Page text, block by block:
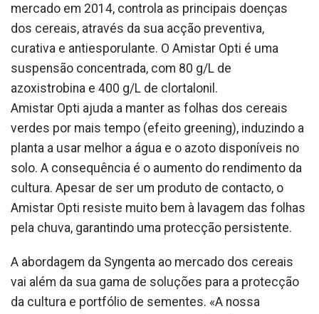
mercado em 2014, controla as principais doenças
dos cereais, através da sua acção preventiva,
curativa e antiesporulante. O Amistar Opti é uma
suspensão concentrada, com 80 g/L de
azoxistrobina e 400 g/L de clortalonil.
Amistar Opti ajuda a manter as folhas dos cereais
verdes por mais tempo (efeito greening), induzindo a
planta a usar melhor a água e o azoto disponíveis no
solo. A consequência é o aumento do rendimento da
cultura. Apesar de ser um produto de contacto, o
Amistar Opti resiste muito bem à lavagem das folhas
pela chuva, garantindo uma protecção persistente.
A abordagem da Syngenta ao mercado dos cereais
vai além da sua gama de soluções para a protecção
da cultura e portfólio de sementes. «A nossa